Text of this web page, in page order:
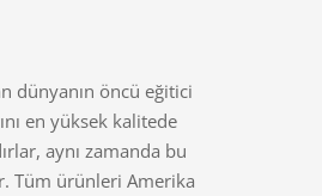
dünyanın öncü eğitici
en yüksek kalitede
aynı zamanda bu
Tüm ürünleri Amerika